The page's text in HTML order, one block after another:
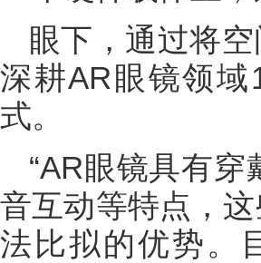
眼下，通过将
深耕AR眼镜领
式。
“AR眼镜具有
音互动等特点，
法比拟的优势。